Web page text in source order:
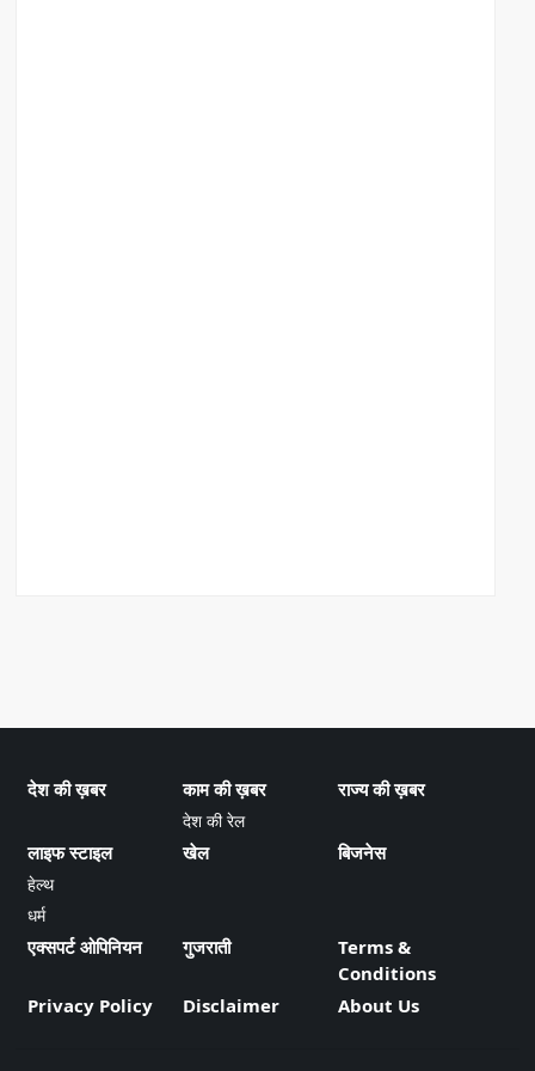
देश की ख़बर काम की ख़बर
देश की रेल
राज्य की ख़बर
लाइफ स्टाइल
हेल्थ
धर्म
खेल बिजनेस
एक्सपर्ट ओपिनियन गुजराती
Terms &
Conditions
Privacy Policy
Disclaimer About Us